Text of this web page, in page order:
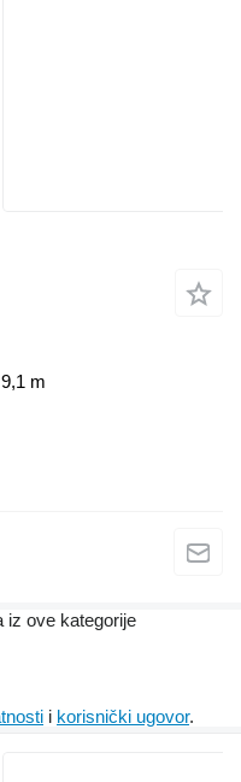
9,1 m
iz ove kategorije
i korisnički ugovor.